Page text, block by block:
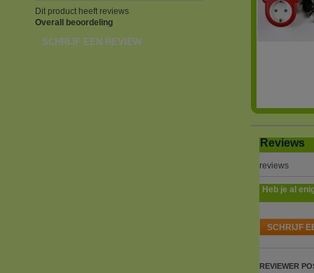
Dit product heeft reviews
Overall beoordeling
SCHRIJF EEN REVIEW
Reviews
reviews
Heb je al
SCHRIJF
REVIEWER